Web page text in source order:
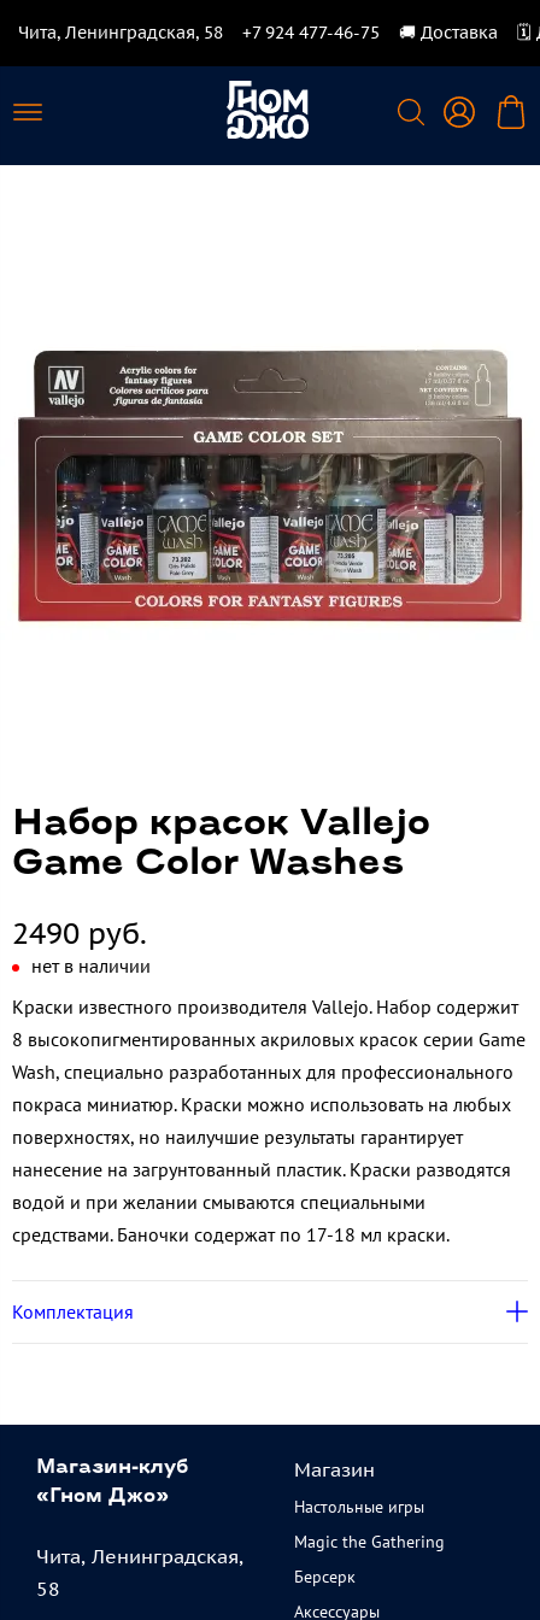
Чита, Ленинградская, 58 +7 924 477-46-75 🚚 Доставка 🗓️
Набор красок Vallejo
Game Color Washes
2490 руб.
нет в наличии
Краски известного производителя Vallejo. Набор содержит
8 высокопигментированных акриловых красок серии Game
Wash, специально разработанных для профессионального
покраса миниатюр. Краски можно использовать на любых
поверхностях, но наилучшие результаты гарантирует
нанесение на загрунтованный пластик. Краски разводятся
водой и при желании смываются специальными
средствами. Баночки содержат по 17-18 мл краски.
Комплектация
Магазин-клуб
«Гном Джо»
Чита, Ленинградская,
58
Магазин
Настольные игры
Magic the Gathering
Берсерк
Аксессуары